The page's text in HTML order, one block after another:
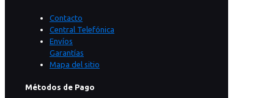
Contacto
Central Telefónica
Envíos
Garantías
Mapa del sitio
Métodos de Pago